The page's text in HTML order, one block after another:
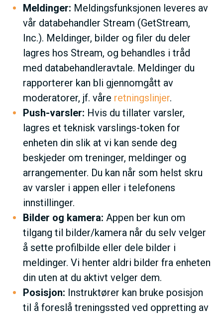
Meldinger: Meldingsfunksjonen leveres av
vår databehandler Stream (GetStream,
Inc.). Meldinger, bilder og filer du deler
lagres hos Stream, og behandles i tråd
med databehandleravtale. Meldinger du
rapporterer kan bli gjennomgått av
moderatorer, jf. våre retningslinjer.
Push-varsler: Hvis du tillater varsler,
lagres et teknisk varslings-token for
enheten din slik at vi kan sende deg
beskjeder om treninger, meldinger og
arrangementer. Du kan når som helst skru
av varsler i appen eller i telefonens
innstillinger.
Bilder og kamera: Appen ber kun om
tilgang til bilder/kamera når du selv velger
å sette profilbilde eller dele bilder i
meldinger. Vi henter aldri bilder fra enheten
din uten at du aktivt velger dem.
Posisjon: Instruktører kan bruke posisjon
til å foreslå treningssted ved oppretting av